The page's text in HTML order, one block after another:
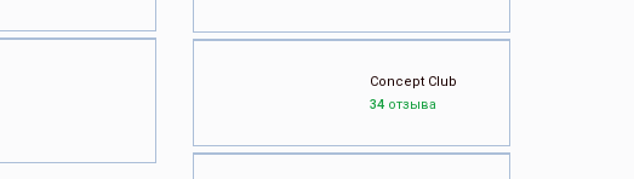
Concept Club
34отзыва